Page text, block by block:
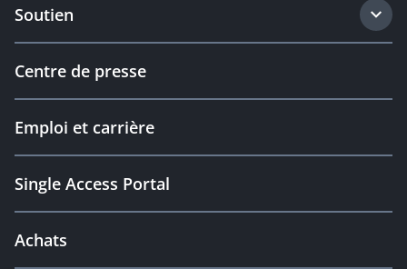
Soutien
Centre de presse
Emploi et carrière
Single Access Portal
Achats